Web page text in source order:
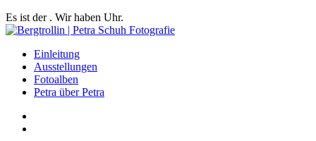
Es ist der . Wir haben Uhr.
Einleitung
Ausstellungen
Fotoalben
Petra über Petra